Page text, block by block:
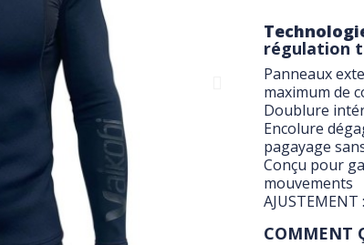
régulation
Panneaux
maximum de
Doublure
Encolure
pagayage
Conçu pour
mouvements
COMMENT